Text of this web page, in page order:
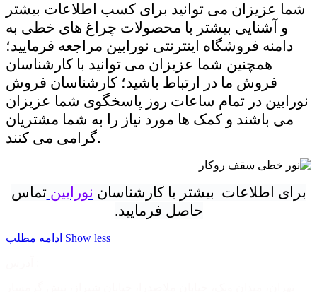
شما عزیزان می توانید برای کسب اطلاعات بیشتر
و آشنایی بیشتر با محصولات چراغ های خطی به
دامنه فروشگاه اینترنتی نورابین مراجعه فرمایید؛
همچنین شما عزیزان می توانید با کارشناسان
فروش ما در ارتباط باشید؛ کارشناسان فروش
نورابین در تمام ساعات روز پاسخگوی شما عزیزان
می باشند و کمک ها مورد نیاز را به شما مشتریان
گرامی می کنند.
برای اطلاعات بیشتر با کارشناسان نورابین تماس
حاصل فرمایید.
ادامه مطلب Show less